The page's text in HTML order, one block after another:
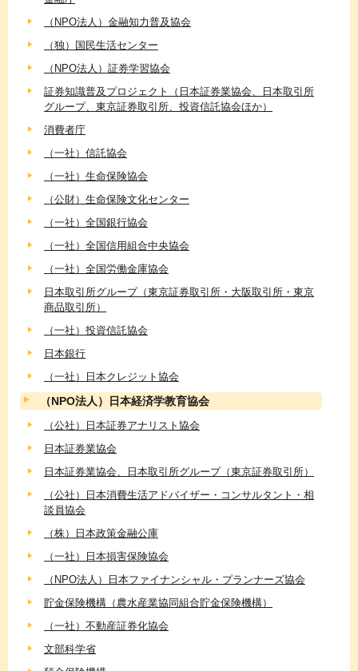
（NPO法人）金融知力普及協会
（独）国民生活センター
（NPO法人）証券学習協会
証券知識普及プロジェクト（日本証券業協会、日本取引所
グループ、東京証券取引所、投資信託協会ほか）
消費者庁
（一社）信託協会
（一社）生命保険協会
（公財）生命保険文化センター
（一社）全国銀行協会
（一社）全国信用組合中央協会
（一社）全国労働金庫協会
日本取引所グループ（東京証券取引所・大阪取引所・東京
商品取引所）
（一社）投資信託協会
日本銀行
（一社）日本クレジット協会
（NPO法人）日本経済学教育協会
（公社）日本証券アナリスト協会
日本証券業協会
日本証券業協会、日本取引所グループ（東京証券取引所）
（公社）日本消費生活アドバイザー・コンサルタント・相
談員協会
（株）日本政策金融公庫
（一社）日本損害保険協会
（NPO法人）日本ファイナンシャル・プランナーズ協会
貯金保険機構（農水産業協同組合貯金保険機構）
（一社）不動産証券化協会
文部科学省